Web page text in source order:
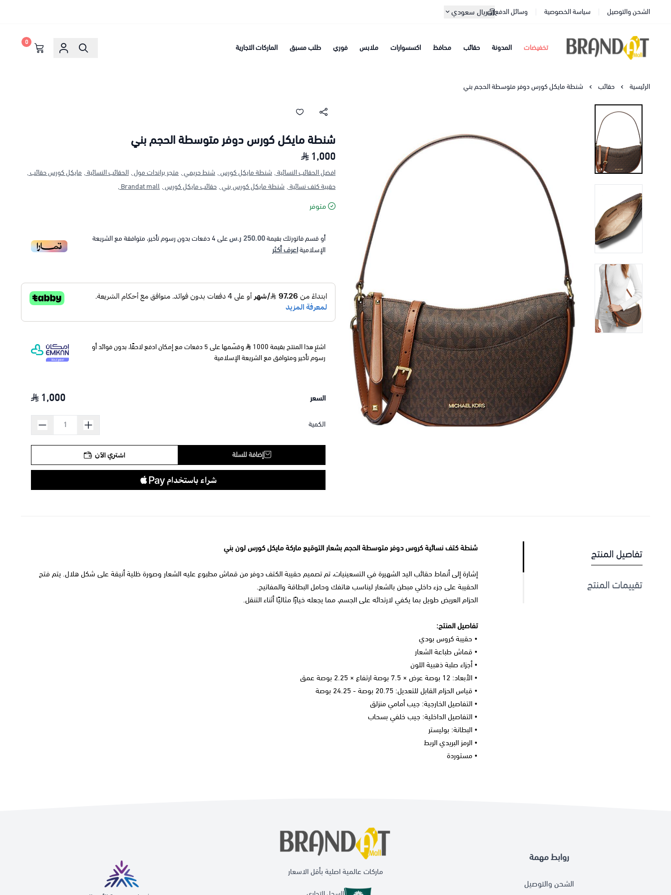
الشحن والتوصيل سياسة الخصوصية وسائل الدفع ريال سعودي
براندات مول تخفيضات المدونة حقائب محافظ اكسسوارات ملابس فوري طلب مسبق الماركات التجارية
0
الرئيسية حقائب شنطة مايكل كورس دوفر متوسطة الحجم بني
شنطة مايكل كورس دوفر متوسطة الحجم بني
1,000
افضل الحقائب النسائية , شنطة مايكل كورس , شنط حريمي , متجر براندات مول , الحقائب النسائية , مايكل كورس حقائب ,
حقيبة كتف نسائية , شنطة مايكل كورس بني , حقائب مايكل كورس , Brandat mall ,
متوفر
أو قسم فاتورتك بقيمة250.00 ر.س على4دفعات بدون رسوم تأخير، متوافقة مع الشريعة
الإسلاميةاعرف أكثر
اشترِ هذا المنتج بقيمة 1000
وقسّمها على 5 دفعات مع إمكان ادفع لاحقًا، بدون فوائد أو
رسوم تأخير ومتوافق مع الشريعة الإسلامية
السعر 1,000
الكمية
إضافة للسلة اشتري الآن
تفاصيل المنتج
تقييمات المنتج
شنطة كتف نسائية كروس دوفر متوسطة الحجم بشعار التوقيع ماركة مايكل كورس لون بني
إشارة إلى أنماط حقائب اليد الشهيرة في التسعينيات، تم تصميم حقيبة الكتف دوفر من قماش مطبوع عليه الشعار وصورة ظلية أنيقة على شكل هلال. يتم فتح
الحقيبة على جزء داخلي مبطن بالشعار ليناسب هاتفك وحامل البطاقة والمفاتيح.
الحزام العريض طويل بما يكفي لارتدائه على الجسم، مما يجعله خيارًا مثاليًا أثناء التنقل.
تفاصيل المنتج:
• حقيبة كروس بودي
• قماش طباعة الشعار
• أجزاء صلبة ذهبية اللون
• الأبعاد: 12 بوصة عرض × 7.5 بوصة ارتفاع × 2.25 بوصة عمق
• قياس الحزام القابل للتعديل: 20.75 بوصة - 24.25 بوصة
• التفاصيل الخارجية: جيب أمامي منزلق
• التفاصيل الداخلية: جيب خلفي بسحاب
• البطانة: بوليستر
• الرمز البريدي الربط
• مستوردة
روابط مهمة
الشحن والتوصيل
ماركات عالمية اصلية بأقل الاسعار